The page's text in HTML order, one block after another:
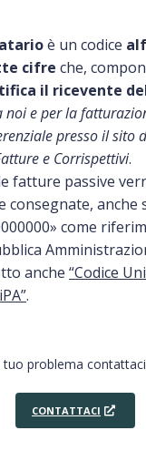
è un codice
cifre che,
il ricevente
noi e per la
presso il sito
e Corrispettivi.
fatture passive
consegnate, anche
come
anche “Codice
.
problema
CONTATTACI